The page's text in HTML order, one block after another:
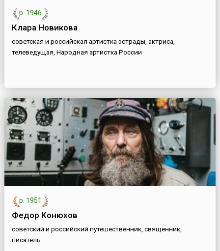
р. 1946
Клара Новикова
советская и российская артистка эстрады, актриса,
телеведущая, Народная артистка России
р. 1951
Федор Конюхов
советский и российский путешественник, священник,
писатель